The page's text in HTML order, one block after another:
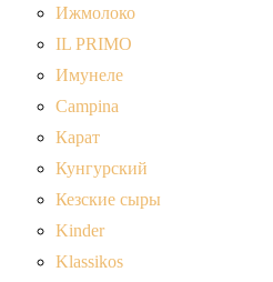
Ижмолоко
IL PRIMO
Имунеле
Campina
Карат
Кунгурский
Кезские сыры
Kinder
Klassikos